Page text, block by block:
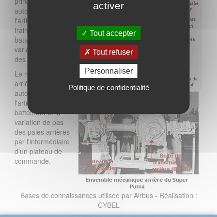
autorise
l'articulation en
trainée et en
battement et la
variation de pas
des pales.
Le moyeu rotor
arrière (M.R.A.)
autorise
l'articulation en
battement et la
variation de pas
des pales arrières
par l'intermédiaire
d'un plateau de
commande.
Bases de connaissances utilisée par Airbus - Réalisation :
CYBEL
activer
Tout accepter
Tout refuser
Personnaliser
Politique de confidentialité